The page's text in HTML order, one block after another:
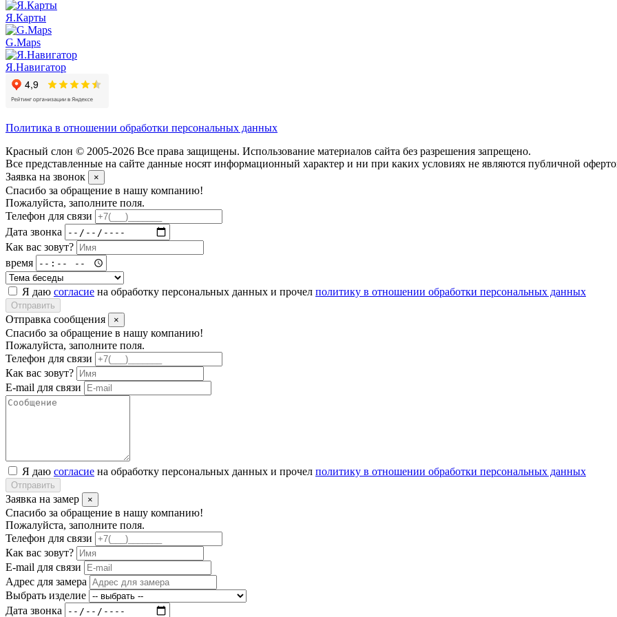
Я.Карты
G.Maps
Я.Навигатор
Политика в отношении обработки персональных данных
Красный слон © 2005-2026 Все права защищены. Использование материалов сайта без разрешения запрещено.
Все представленные на сайте данные носят информационный характер и ни при каких условиях не являются публичной
Заявка на звонок
×
Спасибо за обращение в нашу компанию!
Пожалуйста, заполните поля.
Телефон для связи
Дата звонка
Как вас зовут?
время
Я даю согласие на обработку персональных данных и прочел политику в отношении обработки персональных данных
Отправить
Отправка сообщения ×
Спасибо за обращение в нашу компанию!
Пожалуйста, заполните поля.
Телефон для связи
Как вас зовут?
E-mail для связи
Я даю согласие на обработку персональных данных и прочел политику в отношении обработки персональных данных
Отправить
Заявка на замер ×
Спасибо за обращение в нашу компанию!
Пожалуйста, заполните поля.
Телефон для связи
Как вас зовут?
E-mail для связи
Адрес для замера
Выбрать изделие
Дата звонка